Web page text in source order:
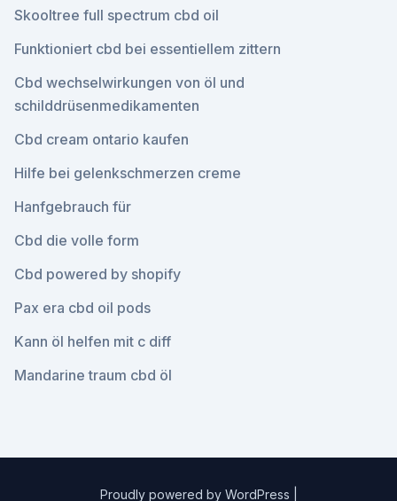
Skooltree full spectrum cbd oil
Funktioniert cbd bei essentiellem zittern
Cbd wechselwirkungen von öl und
schilddrüsenmedikamenten
Cbd cream ontario kaufen
Hilfe bei gelenkschmerzen creme
Hanfgebrauch für
Cbd die volle form
Cbd powered by shopify
Pax era cbd oil pods
Kann öl helfen mit c diff
Mandarine traum cbd öl
Proudly powered by WordPress